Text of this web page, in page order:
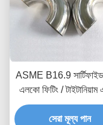
ASME B16.9
এলকো ফিটিং /
180 ডিগ্রি ওয়েল্ড সংযোগ
পৃষ্ঠ
সেরা মূল্য পান